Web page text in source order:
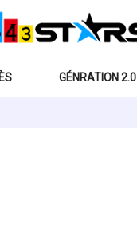
GÉNRATION 2.0